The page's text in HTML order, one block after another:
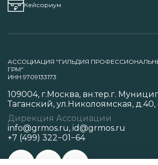
Кейсориум
АССОЦИАЦИЯ "ГИЛЬДИЯ
ГРМ"
ИНН 9709133173
109004, г.Москва, вн.тер.г.
Таганский, ул.Николоямская, д.40,
Дирекция Ассоциации
info@grmos.ru, id@grmos.ru
+7 (499) 322−01−64